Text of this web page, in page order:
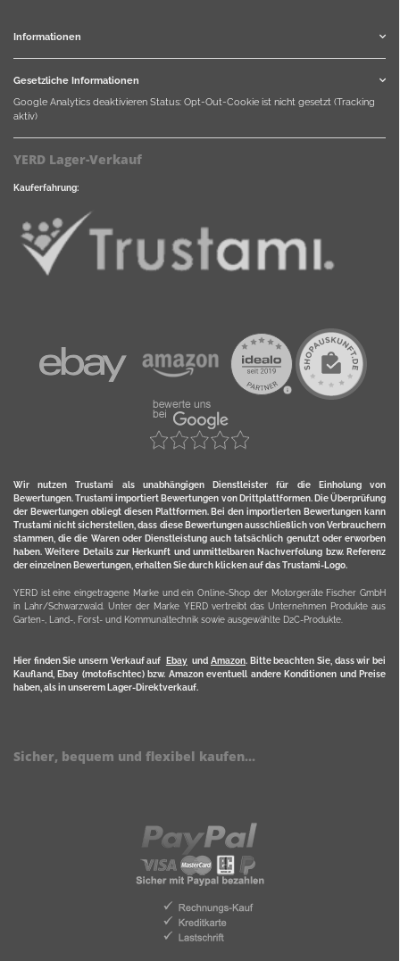
Informationen
Gesetzliche Informationen
Google Analytics deaktivieren Status: Opt-Out-Cookie ist nicht gesetzt (Tracking
aktiv)
YERD Lager-Verkauf
Kauferfahrung:
Wir nutzen Trustami als unabhängigen Dienstleister für die Einholung von
Bewertungen. Trustami importiert Bewertungen von Drittplattformen. Die Überprüfung
der Bewertungen obliegt diesen Plattformen. Bei den importierten Bewertungen kann
Trustami nicht sicherstellen, dass diese Bewertungen ausschließlich von Verbrauchern
stammen, die die Waren oder Dienstleistung auch tatsächlich genutzt oder erworben
haben. Weitere Details zur Herkunft und unmittelbaren Nachverfolung bzw. Referenz
der einzelnen Bewertungen, erhalten Sie durch klicken auf das Trustami-Logo.
YERD ist eine eingetragene Marke und ein Online-Shop der Motorgeräte Fischer GmbH
in Lahr/Schwarzwald. Unter der Marke YERD vertreibt das Unternehmen Produkte aus
Garten-, Land-, Forst- und Kommunaltechnik sowie ausgewählte D2C-Produkte.
Hier finden Sie unsern Verkauf auf Ebayund Amazon. Bitte beachten Sie, dass wir bei
Kaufland, Ebay (motofischtec) bzw. Amazon eventuell andere Konditionen und Preise
haben, als in unserem Lager-Direktverkauf.
Sicher, bequem und flexibel kaufen...